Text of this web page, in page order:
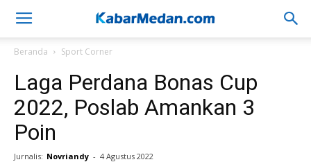
Beranda Sport Corner
Laga Perdana Bonas Cup
2022, Poslab Amankan 3
Poin
Jurnalis: Novriandy - 4 Agustus 2022